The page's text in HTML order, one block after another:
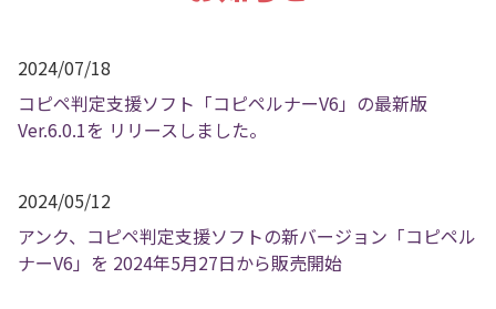
2024/07/18
コピペ判定支援ソフト「コピペルナーV6」の最新版
Ver.6.0.1を リリースしました。
2024/05/12
アンク、コピペ判定支援ソフトの新バージョン「コピペル
ナーV6」を 2024年5月27日から販売開始